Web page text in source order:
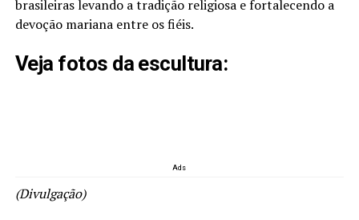
brasileiras levando a tradição religiosa e fortalecendo a
devoção mariana entre os fiéis.
Veja fotos da escultura:
Ads
(Divulgação)